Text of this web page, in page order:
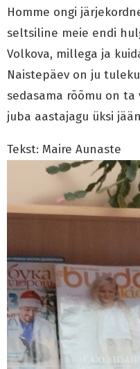
Homme ongi
seltsiline meie endi
Volkova, millega ja
Naistepäev on ju
sedasama rõõmu on
juba aastajagu üksi
Tekst: Maire Aunaste